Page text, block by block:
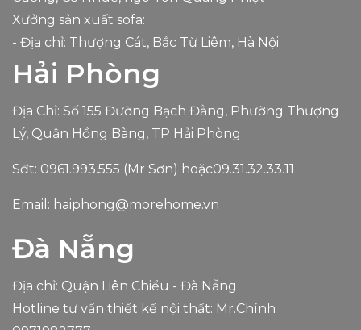
Xưởng sản xuất sofa:
- Địa chỉ: Thượng Cát, Bắc Từ Liêm, Hà Nội
Hải Phòng
Địa Chỉ: Số 155 Đường Bạch Đằng, Phường Thượng
Lý, Quận Hồng Bàng, TP Hải Phòng
Sđt: 0961.993.555 (Mr Sơn) hoặc09.31.32.33.11
Email: haiphong@morehome.vn
Đà Nẵng
Địa chỉ: Quận Liên Chiểu - Đà Nẵng
Hotline tư vấn thiết kế nội thất: Mr.Chính